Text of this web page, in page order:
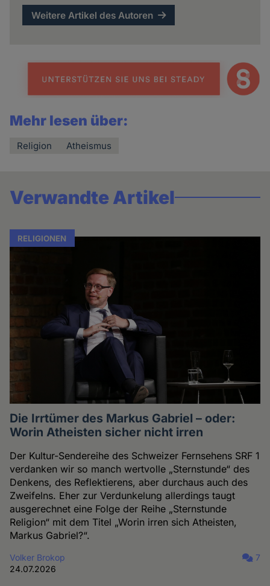
Weitere Artikel des Autoren
Mehr lesen über:
Religion Atheismus
Verwandte Artikel
RELIGIONEN
Die Irrtümer des Markus Gabriel – oder:
Worin Atheisten sicher nicht irren
Der Kultur-Sendereihe des Schweizer Fernsehens SRF 1
verdanken wir so manch wertvolle „Sternstunde“ des
Denkens, des Reflektierens, aber durchaus auch des
Zweifelns. Eher zur Verdunkelung allerdings taugt
ausgerechnet eine Folge der Reihe „Sternstunde
Religion“ mit dem Titel „Worin irren sich Atheisten,
Markus Gabriel?“.
Volker Brokop
24.07.2026
7